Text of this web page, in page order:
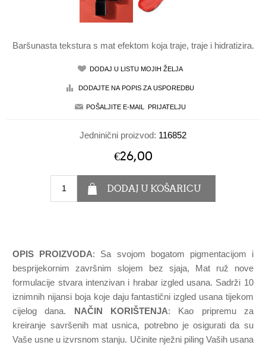
Baršunasta tekstura s mat efektom koja traje, traje i hidratizira.
Jedninični proizvod: 116852
€26,00
OPIS PROIZVODA: Sa svojom bogatom pigmentacijom i
besprijekornim završnim slojem bez sjaja, Mat ruž nove
formulacije stvara intenzivan i hrabar izgled usana. Sadrži 10
iznimnih nijansi boja koje daju fantastični izgled usana tijekom
cijelog dana. NAČIN KORIŠTENJA: Kao pripremu za
kreiranje savršenih mat usnica, potrebno je osigurati da su
Vaše usne u izvrsnom stanju. Učinite nježni piling Vaših usana